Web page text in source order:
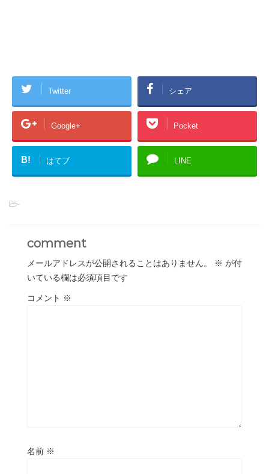
Twitter シェア
Google+ Pocket
B! はてブ LINE
-
comment
メールアドレスが公開されることはありません。 ※ が付
いている欄は必須項目です
コメント ※
名前 ※